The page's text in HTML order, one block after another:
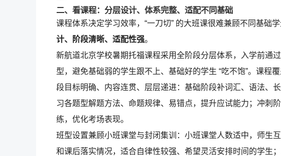
二、 看课程：分层设计、体系完整、适配不同基础
课程体系决定学习效率，“一刀切” 的大班课很难兼顾不同基础
计、阶段清晰、适配性强。
新航道北京学校暑期托福课程采用全阶段分层体系，入学前通
型，避免基础弱的学生跟不上、基础好的学生 “吃不饱”。课程
段目标明确、内容连贯、层层递进：基础阶段补词汇、语法、
习各题型解题方法、命题规律、易错点，提升应试能力；冲刺
练，优化考场表现。
班型设置兼顾小班课堂与封闭集训：小班课堂人数适中，师生
和课后落实情况，适合自律性较强、希望灵活安排时间的学生